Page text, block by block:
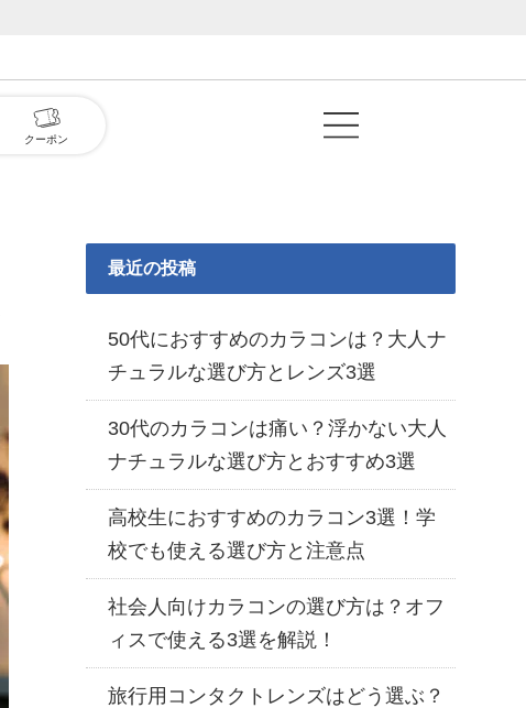
最近の投稿
50代におすすめのカラコンは？大人ナ
チュラルな選び方とレンズ3選
30代のカラコンは痛い？浮かない大人
ナチュラルな選び方とおすすめ3選
高校生におすすめのカラコン3選！学
校でも使える選び方と注意点
社会人向けカラコンの選び方は？オフ
ィスで使える3選を解説！
旅行用コンタクトレンズはどう選ぶ？
クーポン